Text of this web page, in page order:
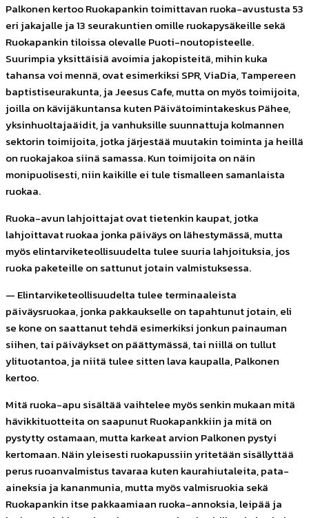
Palkonen kertoo Ruokapankin toimittavan ruoka-avustusta 53
eri jakajalle ja 13 seurakuntien omille ruokapysäkeille sekä
Ruokapankin tiloissa olevalle Puoti-noutopisteelle.
Suurimpia yksittäisiä avoimia jakopisteitä, mihin kuka
tahansa voi mennä, ovat esimerkiksi SPR, ViaDia, Tampereen
baptistiseurakunta, ja Jeesus Cafe, mutta on myös toimijoita,
joilla on kävijäkuntansa kuten Päivätoimintakeskus Pähee,
yksinhuoltajaäidit, ja vanhuksille suunnattuja kolmannen
sektorin toimijoita, jotka järjestää muutakin toiminta ja heillä
on ruokajakoa siinä samassa. Kun toimijoita on näin
monipuolisesti, niin kaikille ei tule tismalleen samanlaista
ruokaa.
Ruoka-avun lahjoittajat ovat tietenkin kaupat, jotka
lahjoittavat ruokaa jonka päiväys on lähestymässä, mutta
myös elintarviketeollisuudelta tulee suuria lahjoituksia, jos
ruoka paketeille on sattunut jotain valmistuksessa.
— Elintarviketeollisuudelta tulee terminaaleista
päiväysruokaa, jonka pakkaukselle on tapahtunut jotain, eli
se kone on saattanut tehdä esimerkiksi jonkun painauman
siihen, tai päiväykset on päättymässä, tai niillä on tullut
ylituotantoa, ja niitä tulee sitten lava kaupalla, Palkonen
kertoo.
Mitä ruoka-apu sisältää vaihtelee myös senkin mukaan mitä
hävikkituotteita on saapunut Ruokapankkiin ja mitä on
pystytty ostamaan, mutta karkeat arvion Palkonen pystyi
kertomaan. Näin yleisesti ruokapussiin yritetään sisällyttää
perus ruoanvalmistus tavaraa kuten kaurahiutaleita, pata-
aineksia ja kananmunia, mutta myös valmisruokia sekä
Ruokapankin itse pakkaamiaan ruoka-annoksia, leipää ja